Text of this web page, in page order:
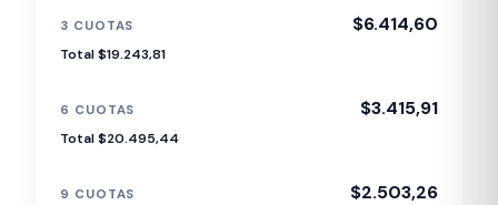
3 CUOTAS $6.414,60
Total $19.243,81
6 CUOTAS $3.415,91
Total $20.495,44
9 CUOTAS $2.503,26